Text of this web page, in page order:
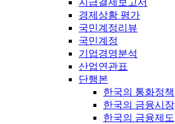
지급결제보고서
경제상황 평가
국민계정리뷰
국민계정
기업경영분석
산업연관표
단행본
한국의 통화정책
한국의 금융시장
한국의 금융제도